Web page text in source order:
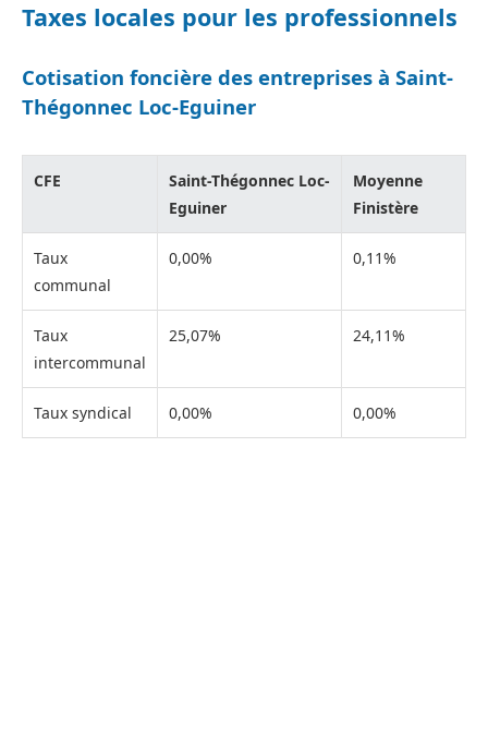
Taxes locales pour les professionnels
Cotisation foncière des entreprises à Saint-
Thégonnec Loc-Eguiner
CFE
Saint-Thégonnec Loc-
Eguiner
Moyenne
Finistère
Taux
communal
0,00% 0,11%
Taux
intercommunal
25,07% 24,11%
Taux syndical 0,00% 0,00%